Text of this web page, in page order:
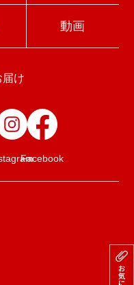
動画
届け
Facebook